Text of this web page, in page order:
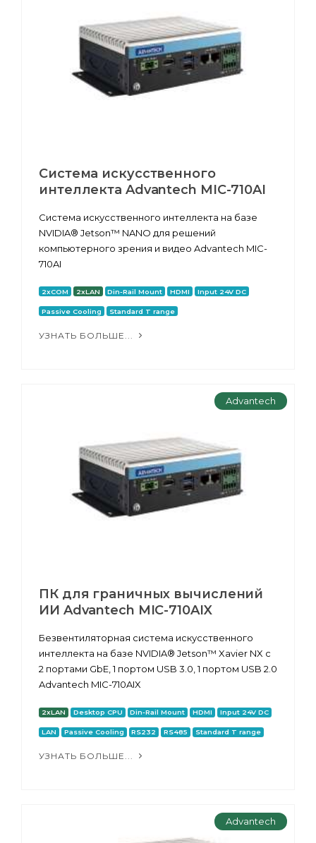
Система искусственного
интеллекта Advantech MIC-710AI
Система искусственного интеллекта на базе
NVIDIA® Jetson™ NANO для решений
компьютерного зрения и видео Advantech MIC-
710AI
2xCOM 2xLAN Din-Rail Mount HDMI Input 24V DC
Passive Cooling Standard T range
УЗНАТЬ БОЛЬШЕ...
Advantech
ПК для граничных вычислений
ИИ Advantech MIC-710AIX
Безвентиляторная система искусственного
интеллекта на базе NVIDIA® Jetson™ Xavier NX с
2 портами GbE, 1 портом USB 3.0, 1 портом USB 2.0
Advantech MIC-710AIX
2xLAN Desktop CPU Din-Rail Mount HDMI Input 24V DC
LAN Passive Cooling RS232 RS485 Standard T range
УЗНАТЬ БОЛЬШЕ...
Advantech